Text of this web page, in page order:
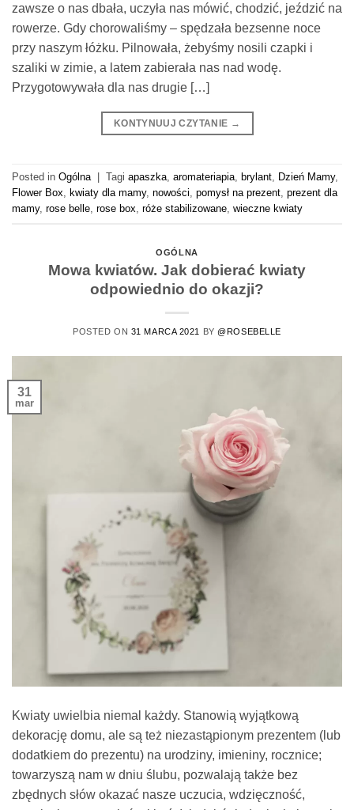
zawsze o nas dbała, uczyła nas mówić, chodzić, jeździć na
rowerze. Gdy chorowaliśmy – spędzała bezsenne noce
przy naszym łóżku. Pilnowała, żebyśmy nosili czapki i
szaliki w zimie, a latem zabierała nas nad wodę.
Przygotowywała dla nas drugie […]
KONTYNUUJ CZYTANIE →
Posted in Ogólna Tagi apaszka, aromateriapia, brylant, Dzień Mamy,
Flower Box, kwiaty dla mamy, nowości, pomysł na prezent, prezent dla
mamy, rose belle, rose box, róże stabilizowane, wieczne kwiaty
OGÓLNA
Mowa kwiatów. Jak dobierać kwiaty
odpowiednio do okazji?
POSTED ON 31 MARCA 2021 BY@ROSEBELLE
31
mar
Kwiaty uwielbia niemal każdy. Stanowią wyjątkową
dekorację domu, ale są też niezastąpionym prezentem (lub
dodatkiem do prezentu) na urodziny, imieniny, rocznice;
towarzyszą nam w dniu ślubu, pozwalają także bez
zbędnych słów okazać nasze uczucia, wdzięczność,